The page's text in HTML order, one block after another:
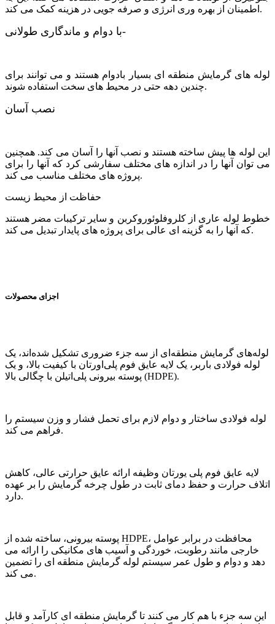
اطمینان از بهره وری انرژی و صرفه جویی در هزینه کمک می کند.
با دوام و ماندگاری طولانی-
لوله های گرمایش منطقه ای بسیار بادوام هستند و می توانند برای
چندین دهه حتی در محیط های سخت استفاده شوند.
نصب آسان
این لوله ها پیش ساخته هستند و نصب آنها را آسان می کند. همچنین
می توان آنها را در اندازه های مختلف سفارشی کرد که آنها را برای
پروژه های مختلف مناسب می کند.
حفاظت از محیط زیست
خطوط لوله عاری از کلروفلوئوروکربن و سایر ترکیبات مضر هستند
که آنها را به گزینه ای عالی برای پروژه های پایدار تبدیل می کند.
اجزای محصولات
لوله‌های گرمایش منطقه‌ای از سه جزء ضروری تشکیل شده‌اند، یک
لوله فولادی باربر، یک لایه عایق فوم پلی‌اورتان با کیفیت بالا، و یک
پوسته بیرونی پلی‌اتیلن با چگالی بالا (HDPE).
لوله فولادی ساختار و دوام لازم برای تحمل فشار و وزن سیستم را
فراهم می کند.
لایه عایق فوم پلی یورتان وظیفه ارائه عایق حرارتی عالی، کاهش
اتلاف حرارت و حفظ دمای ثابت در طول چرخه گرمایش را بر عهده
دارد.
پوسته بیرونی، ساخته شده از HDPE، محافظت در برابر عوامل
خارجی مانند رطوبت، خوردگی و آسیب های مکانیکی را ارائه می
دهد و دوام و طول عمر سیستم لوله گرمایش منطقه ای را تضمین
می کند.
این سه جزء با هم کار می کنند تا گرمایش منطقه ای کارآمد و قابل